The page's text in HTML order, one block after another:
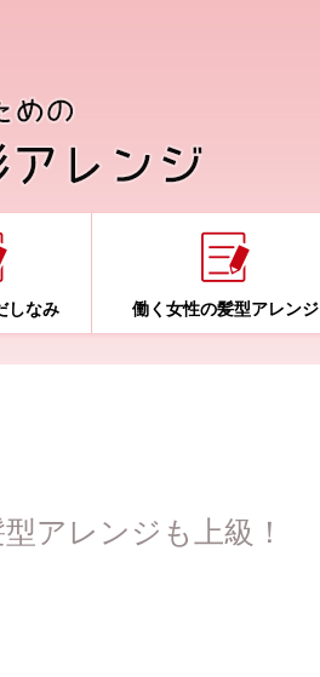
しなみ 働く女性の髪型アレンジ
アレンジも上級！